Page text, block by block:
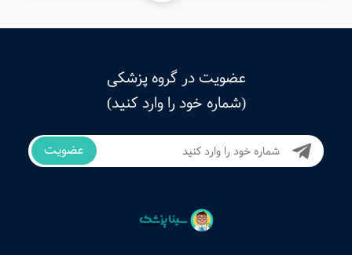
عضویت در گروه پزشکی
(شماره خود را وارد کنید)
عضویت